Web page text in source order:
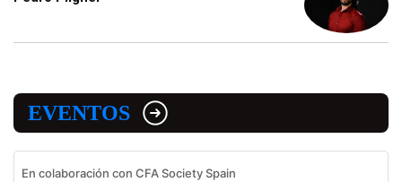
EVENTOS
En colaboración con CFA Society Spain